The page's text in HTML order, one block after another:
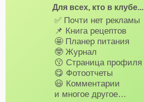
Для всех, кто в клубе...
✅ Почти нет рекламы
📌 Книга рецептов
🤩 Планер питания
🤓 Журнал
😗 Страница профиля
😋 Фотоотчеты
😃 Комментарии
и многое другое…